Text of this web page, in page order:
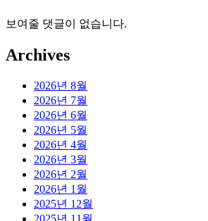
보여줄 댓글이 없습니다.
Archives
2026년 8월
2026년 7월
2026년 6월
2026년 5월
2026년 4월
2026년 3월
2026년 2월
2026년 1월
2025년 12월
2025년 11월